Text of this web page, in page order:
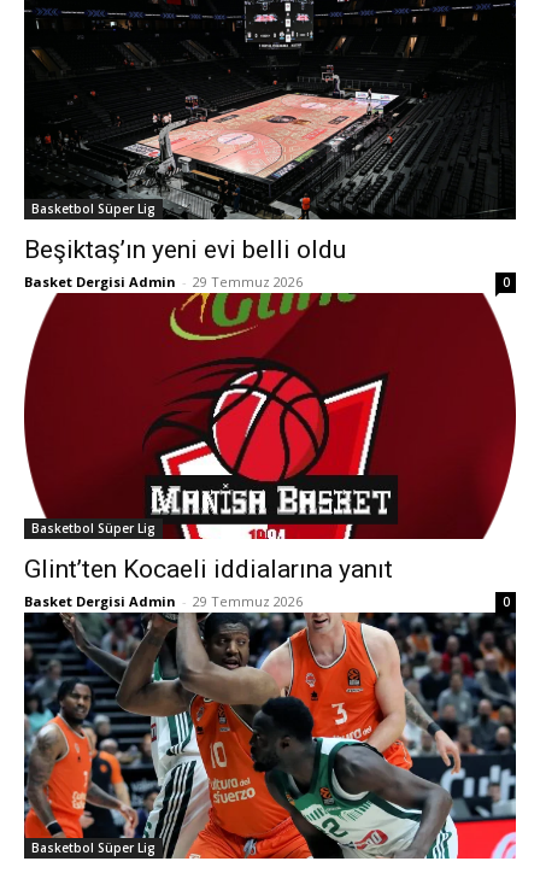
Basketbol Süper Lig
Beşiktaş’ın yeni evi belli oldu
Basket Dergisi Admin - 29 Temmuz 2026 0
Basketbol Süper Lig
Glint’ten Kocaeli iddialarına yanıt
Basket Dergisi Admin - 29 Temmuz 2026 0
Basketbol Süper Lig